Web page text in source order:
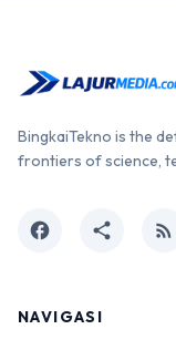
BingkaiTekno is the
frontiers of science,
facebook share rss_feed
NAVIGASI